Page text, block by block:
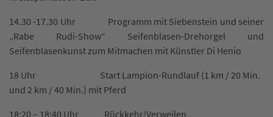
14.30 -17.30 Uhr Programm mit Siebenstein und seiner
„Rabe Rudi-Show“ Seifenblasen-Drehorgel und
Seifenblasenkunst zum Mitmachen mit Künstler Di Henio
18 Uhr Start Lampion-Rundlauf (1 km / 20 Min.
und 2 km / 40 Min.) mit Pferd
18:20 – 18:40 Uhr Rückkehr/Verweilen